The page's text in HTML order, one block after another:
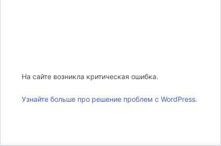
На сайте возникла критическая ошибка.
Узнайте больше про решение проблем с WordPress.